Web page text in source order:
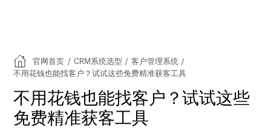
官网首页 / CRM系统选型 / 客户管理系统 /
不用花钱也能找客户？试试这些免费精准获客工具
不用花钱也能找客户？试试这些
免费精准获客工具